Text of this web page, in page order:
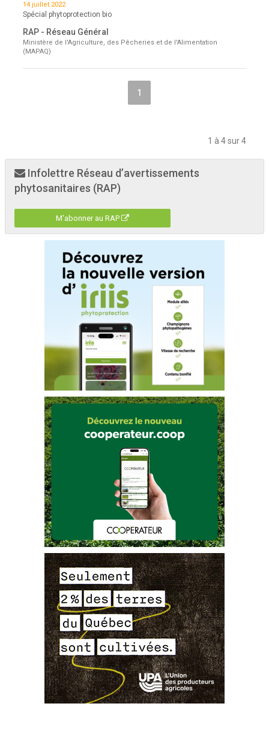
14 juillet 2022
Spécial phytoprotection bio
RAP - Réseau Général
Ministère de l'Agriculture, des Pêcheries et de l'Alimentation
(MAPAQ)
1
1 à 4 sur 4
Infolettre Réseau d’avertissements
phytosanitaires (RAP)
M'abonner au RAP